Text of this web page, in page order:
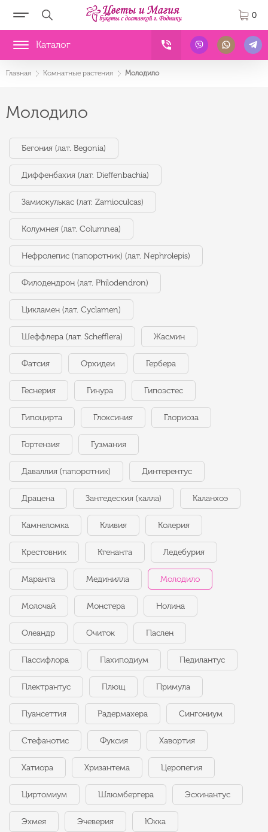
0
Каталог
Главная Комнатные растения Молодило
Молодило
Бегония (лат. Begonia)
Диффенбахия (лат. Dieffenbachia)
Замиокулькас (лат. Zamioculcas)
Колумнея (лат. Columnea)
Нефролепис (папоротник) (лат. Nephrolepis)
Филодендрон (лат. Philodendron)
Цикламен (лат. Cyclamen)
Шеффлера (лат. Schefflera) Жасмин
Фатсия Орхидеи Гербера
Геснерия Гинура Гипоэстес
Гипоцирта Глоксиния Глориоза
Гортензия Гузмания
Даваллия (папоротник) Динтерентус
Драцена Зантедеския (калла) Каланхоэ
Камнеломка Кливия Колерия
Крестовник Ктенанта Ледебурия
Маранта Мединилла Молодило
Молочай Монстера Нолина
Олеандр Очиток Паслен
Пассифлора Пахиподиум Педилантус
Плектрантус Плющ Примула
Пуансеттия Радермахера Сингониум
Стефанотис Фуксия Хавортия
Хатиора Хризантема Церопегия
Циртомиум Шлюмбергера Эсхинантус
Эхмея Эчеверия Юкка